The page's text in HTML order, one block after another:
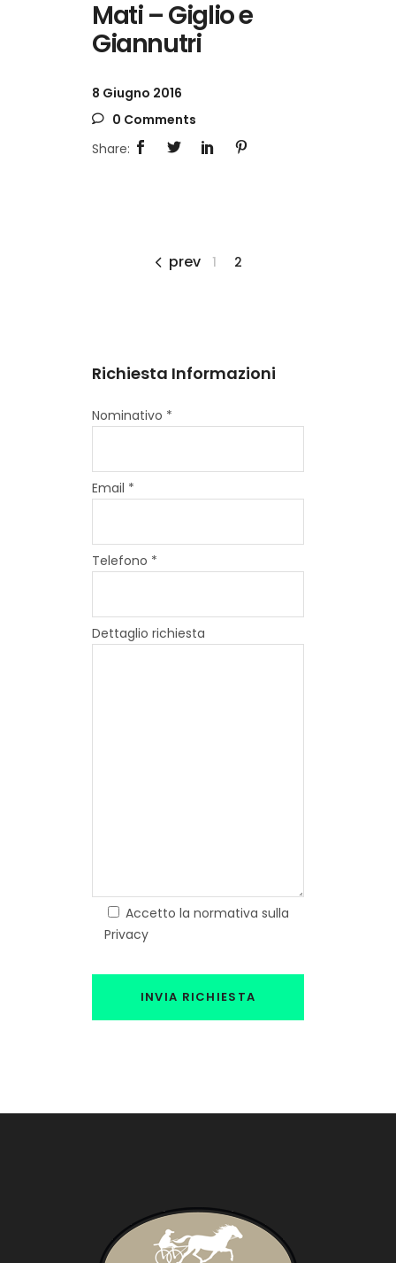
Mati – Giglio e
Giannutri
8 Giugno 2016
0 Comments
prev 1 2
Richiesta Informazioni
Nominativo *
Email *
Telefono *
Dettaglio richiesta
Accetto la normativa sulla
Privacy